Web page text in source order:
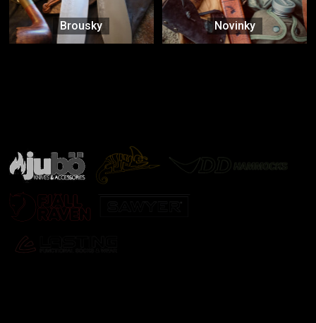
Brousky Novinky